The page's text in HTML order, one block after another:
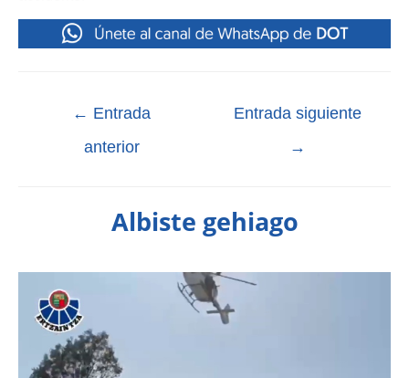
← Entrada
anterior
Entrada siguiente
→
Albiste gehiago